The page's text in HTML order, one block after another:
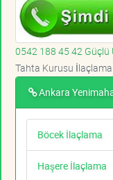
0542 188 45 42 Güçlü
Tahta Kurusu
Ankara
Böcek İlaçlama
Haşere İlaçlama